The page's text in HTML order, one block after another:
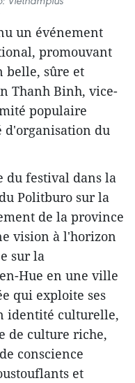
un événement
promouvant
belle, sûre et
Thanh Binh, vice-
populaire
d'organisation du
du festival dans la
Politburo sur la
de la province
vision à l'horizon
sur la
Hue en une ville
qui exploite ses
identité culturelle,
de culture riche,
conscience
et